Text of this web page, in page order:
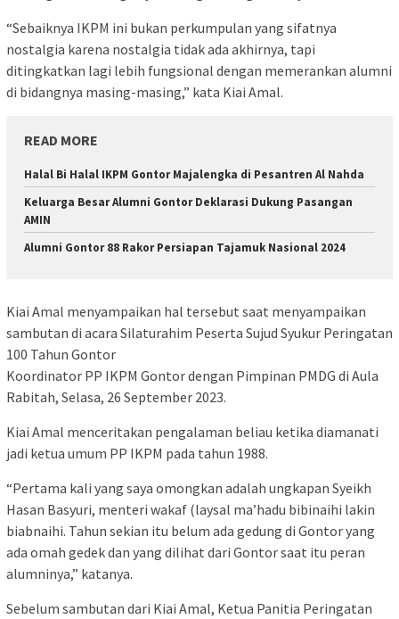
“Sebaiknya IKPM ini bukan perkumpulan yang sifatnya
nostalgia karena nostalgia tidak ada akhirnya, tapi
ditingkatkan lagi lebih fungsional dengan memerankan alumni
di bidangnya masing-masing,” kata Kiai Amal.
READ MORE
Halal Bi Halal IKPM Gontor Majalengka di Pesantren Al Nahda
Keluarga Besar Alumni Gontor Deklarasi Dukung Pasangan
AMIN
Alumni Gontor 88 Rakor Persiapan Tajamuk Nasional 2024
Kiai Amal menyampaikan hal tersebut saat menyampaikan
sambutan di acara Silaturahim Peserta Sujud Syukur Peringatan
100 Tahun Gontor
Koordinator PP IKPM Gontor dengan Pimpinan PMDG di Aula
Rabitah, Selasa, 26 September 2023.
Kiai Amal menceritakan pengalaman beliau ketika diamanati
jadi ketua umum PP IKPM pada tahun 1988.
“Pertama kali yang saya omongkan adalah ungkapan Syeikh
Hasan Basyuri, menteri wakaf (laysal ma’hadu bibinaihi lakin
biabnaihi. Tahun sekian itu belum ada gedung di Gontor yang
ada omah gedek dan yang dilihat dari Gontor saat itu peran
alumninya,” katanya.
Sebelum sambutan dari Kiai Amal, Ketua Panitia Peringatan